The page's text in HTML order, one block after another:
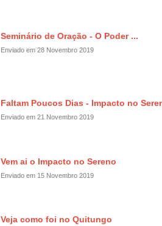
Seminário de Oração - O Poder ...
Enviado em 28 Novembro 2019
Faltam Poucos Dias - Impacto no
Enviado em 21 Novembro 2019
Vem ai o Impacto no Sereno
Enviado em 15 Novembro 2019
Veja como foi no Quitungo